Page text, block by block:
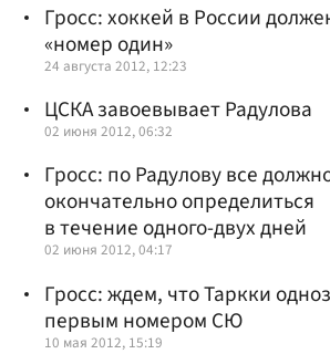
Гросс: хоккей в России
«номер один»
24 августа 2012, 12:23
ЦСКА завоевывает Радулова
02 июня 2012, 06:32
Гросс: по Радулову все
окончательно определиться
в течение одного-двух дней
02 июня 2012, 04:17
Гросс: ждем, что Таркки
первым номером СЮ
10 мая 2012, 15:19